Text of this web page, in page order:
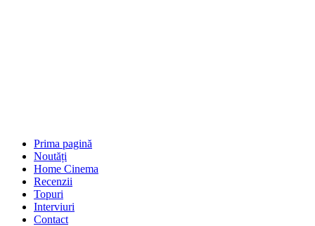
Prima pagină
Noutăți
Home Cinema
Recenzii
Topuri
Interviuri
Contact